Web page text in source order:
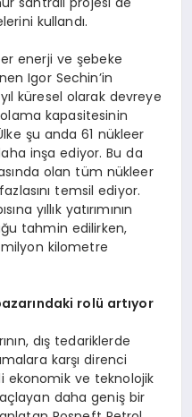
kullandı.
enerji ve şebeke
Igor Sechin’in
küresel olarak devreye
kapasitesinin
şu anda 61 nükleer
inşa ediyor. Bu da
olan tüm nükleer
temsil ediyor.
yıllık yatırımının
tahmin edilirken,
milyon kilometre
rolü artıyor
dış tedariklerde
karşı direnci
ekonomik ve teknolojik
daha geniş bir